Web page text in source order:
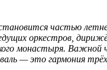
частью
оркестров,
монастыря.
— это гармония